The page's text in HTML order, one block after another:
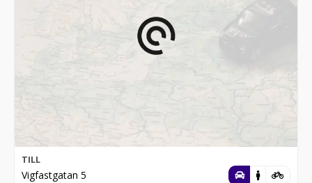
TILL
Vigfastgatan 5